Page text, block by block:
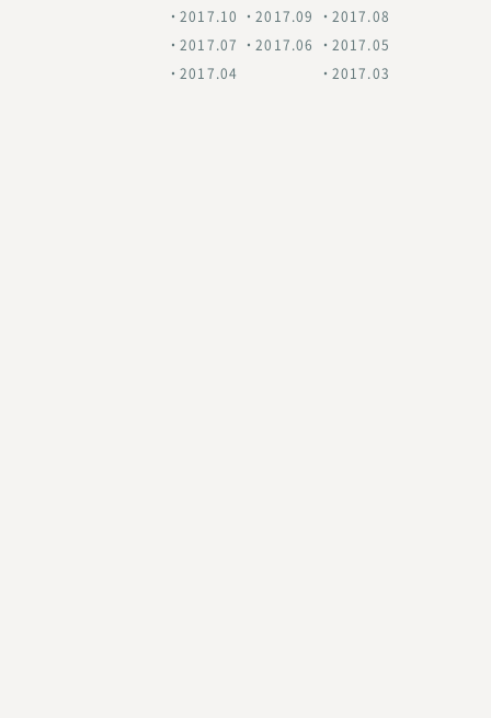
2017.10 2017.09 2017.08
2017.07 2017.06 2017.05
2017.04 2017.03